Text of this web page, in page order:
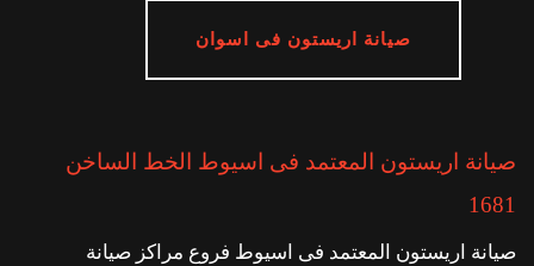
صيانة اريستون فى اسوان
صيانة اريستون المعتمد فى اسيوط الخط الساخن
1681
صيانة اريستون المعتمد فى اسيوط فروع مراكز صيانة